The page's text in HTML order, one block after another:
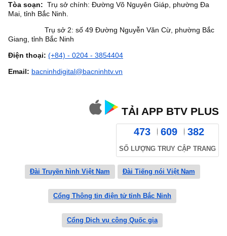
Tòa soạn: Trụ sở chính: Đường Võ Nguyên Giáp, phường Đa
Mai, tỉnh Bắc Ninh.
Trụ sở 2: số 49 Đường Nguyễn Văn Cừ, phường Bắc
Giang, tỉnh Bắc Ninh
Điện thoại: (+84) - 0204 - 3854404
Email: bacninhdigital@bacninhtv.vn
TẢI APP BTV PLUS
473 609 382
SỐ LƯỢNG TRUY CẬP TRANG
Đài Truyền hình Việt Nam Đài Tiếng nói Việt Nam
Cổng Thông tin điện tử tỉnh Bắc Ninh
Cổng Dịch vụ công Quốc gia